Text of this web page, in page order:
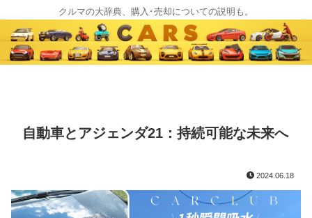
クルマの大辞典、購入･売却についての説明も。
自動車とアジェンダ21：持続可能な未来へ
2024.06.18